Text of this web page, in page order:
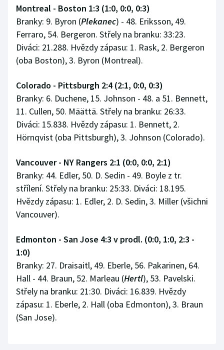
Montreal - Boston 1:3 (1:0, 0:0, 0:3)
Branky: 9. Byron (Plekanec) - 48. Eriksson, 49.
Ferraro, 54. Bergeron. Střely na branku: 33:23.
Diváci: 21.288. Hvězdy zápasu: 1. Rask, 2. Bergeron
(oba Boston), 3. Byron (Montreal).
Colorado - Pittsburgh 2:4 (2:1, 0:0, 0:3)
Branky: 6. Duchene, 15. Johnson - 48. a 51. Bennett,
11. Cullen, 50. Määttä. Střely na branku: 26:33.
Diváci: 15.838. Hvězdy zápasu: 1. Bennett, 2.
Hörnqvist (oba Pittsburgh), 3. Johnson (Colorado).
Vancouver - NY Rangers 2:1 (0:0, 0:0, 2:1)
Branky: 44. Edler, 50. D. Sedin - 49. Boyle z tr.
střílení. Střely na branku: 25:33. Diváci: 18.195.
Hvězdy zápasu: 1. Edler, 2. D. Sedin, 3. Miller (všichni
Vancouver).
Edmonton - San Jose 4:3 v prodl. (0:0, 1:0, 2:3 -
1:0)
Branky: 27. Draisaitl, 49. Eberle, 56. Pakarinen, 64.
Hall - 44. Braun, 52. Marleau (Hertl), 53. Pavelski.
Střely na branku: 21:30. Diváci: 16.839. Hvězdy
zápasu: 1. Eberle, 2. Hall (oba Edmonton), 3. Braun
(San Jose).